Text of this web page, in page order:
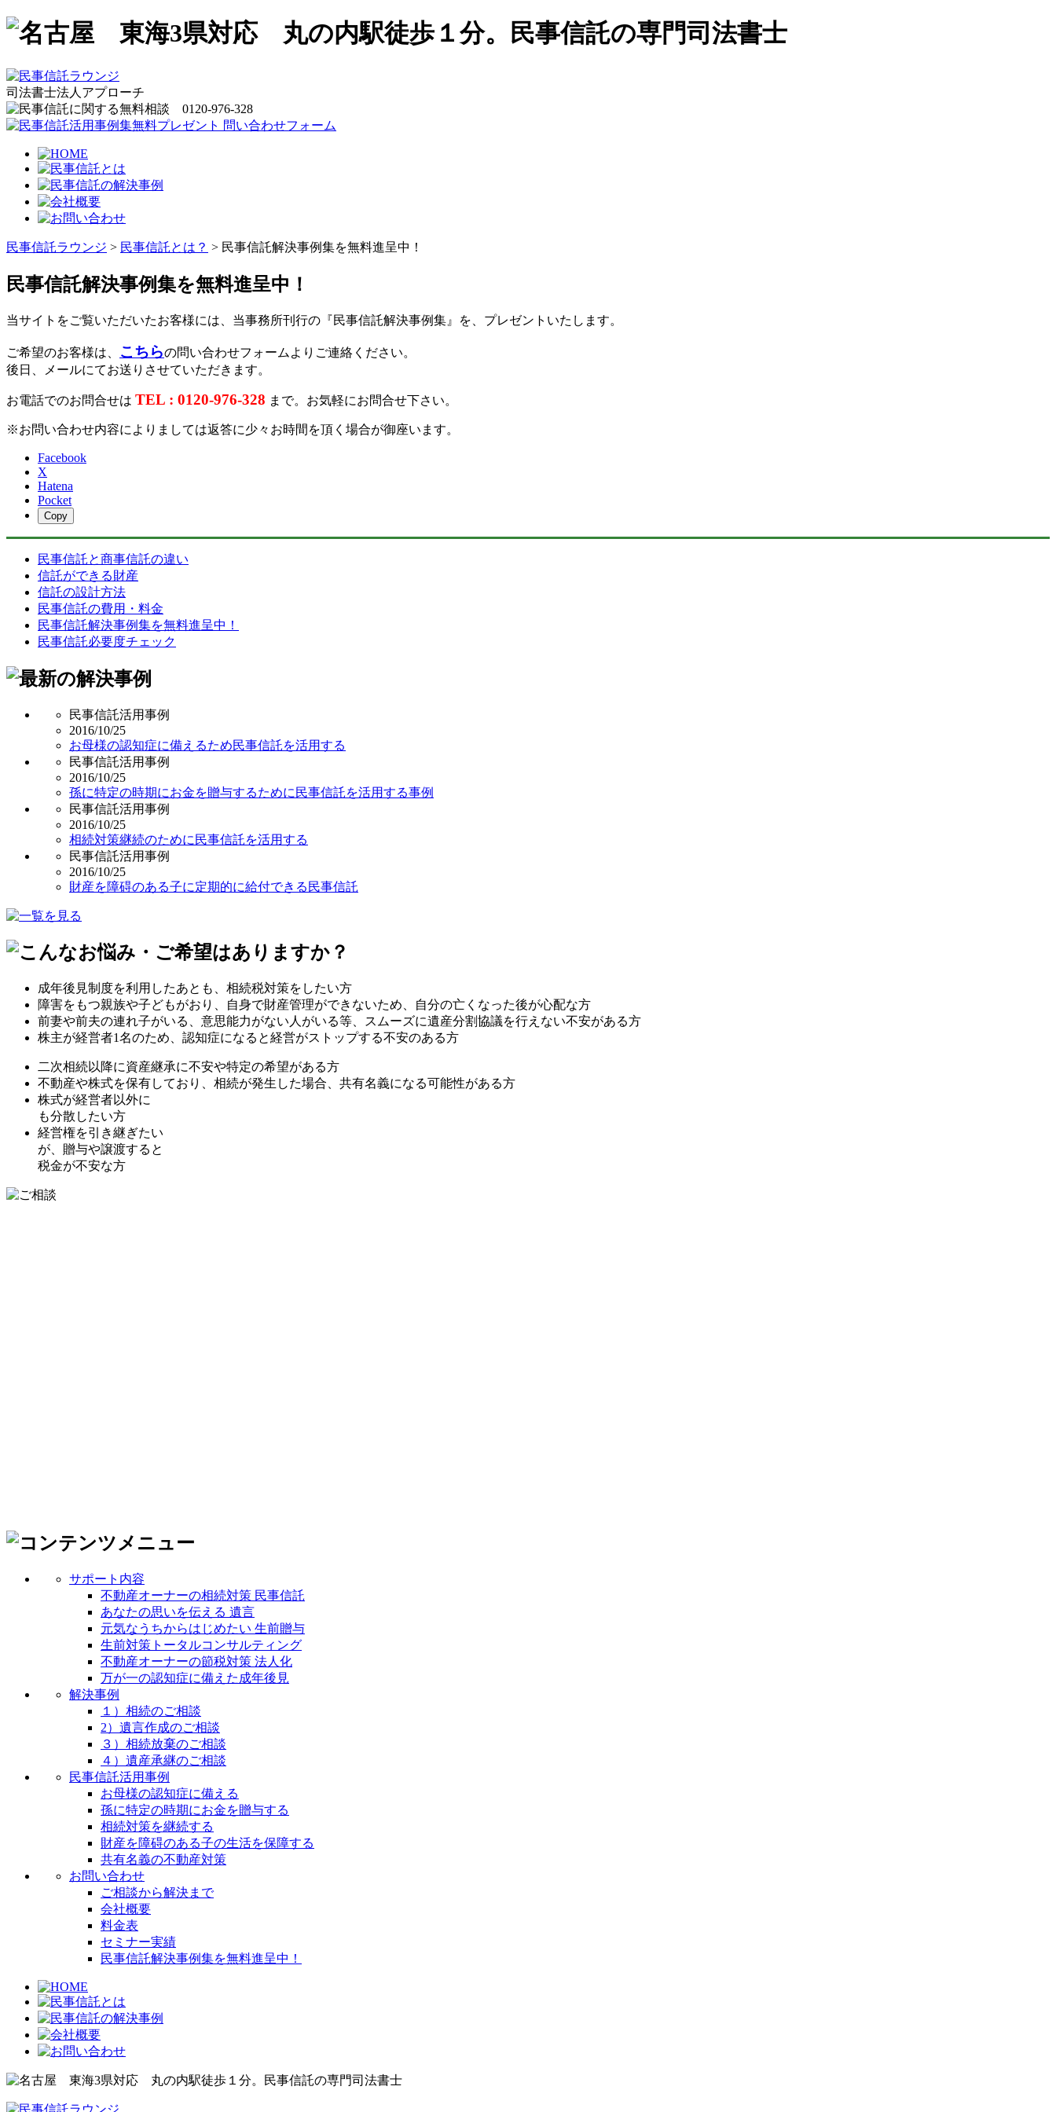
司法書士法人アプローチ
民事信託ラウンジ > 民事信託とは？ > 民事信託解決事例集を無料進呈中！
民事信託解決事例集を無料進呈中！
当サイトをご覧いただいたお客様には、当事務所刊行の『民事信託解決事例集』を、プレゼントいたします。
ご希望のお客様は、 こちらの問い合わせフォームよりご連絡ください。
後日、メールにてお送りさせていただきます。
お電話でのお問合せは TEL : 0120-976-328 まで。お気軽にお問合せ下さい。
※お問い合わせ内容によりましては返答に少々お時間を頂く場合が御座います。
Facebook
X
Hatena
Pocket
Copy
民事信託と商事信託の違い
信託ができる財産
信託の設計方法
民事信託の費用・料金
民事信託解決事例集を無料進呈中！
民事信託必要度チェック
民事信託活用事例
2016/10/25
お母様の認知症に備えるため民事信託を活用する
民事信託活用事例
2016/10/25
孫に特定の時期にお金を贈与するために民事信託を活用する事例
民事信託活用事例
2016/10/25
相続対策継続のために民事信託を活用する
民事信託活用事例
2016/10/25
財産を障碍のある子に定期的に給付できる民事信託
成年後見制度を利用したあとも、相続税対策をしたい方
障害をもつ親族や子どもがおり、自身で財産管理ができないため、自分の亡くなった後が心配な方
前妻や前夫の連れ子がいる、意思能力がない人がいる等、スムーズに遺産分割協議を行えない不安がある方
株主が経営者1名のため、認知症になると経営がストップする不安のある方
二次相続以降に資産継承に不安や特定の希望がある方
不動産や株式を保有しており、相続が発生した場合、共有名義になる可能性がある方
株式が経営者以外に
も分散したい方
経営権を引き継ぎたい
が、贈与や譲渡すると
税金が不安な方
サポート内容
不動産オーナーの相続対策 民事信託
あなたの思いを伝える 遺言
元気なうちからはじめたい 生前贈与
生前対策トータルコンサルティング
不動産オーナーの節税対策 法人化
万が一の認知症に備えた成年後見
解決事例
１）相続のご相談
2）遺言作成のご相談
３）相続放棄のご相談
４）遺産承継のご相談
民事信託活用事例
お母様の認知症に備える
孫に特定の時期にお金を贈与する
相続対策を継続する
財産を障碍のある子の生活を保障する
共有名義の不動産対策
お問い合わせ
ご相談から解決まで
会社概要
料金表
セミナー実績
民事信託解決事例集を無料進呈中！